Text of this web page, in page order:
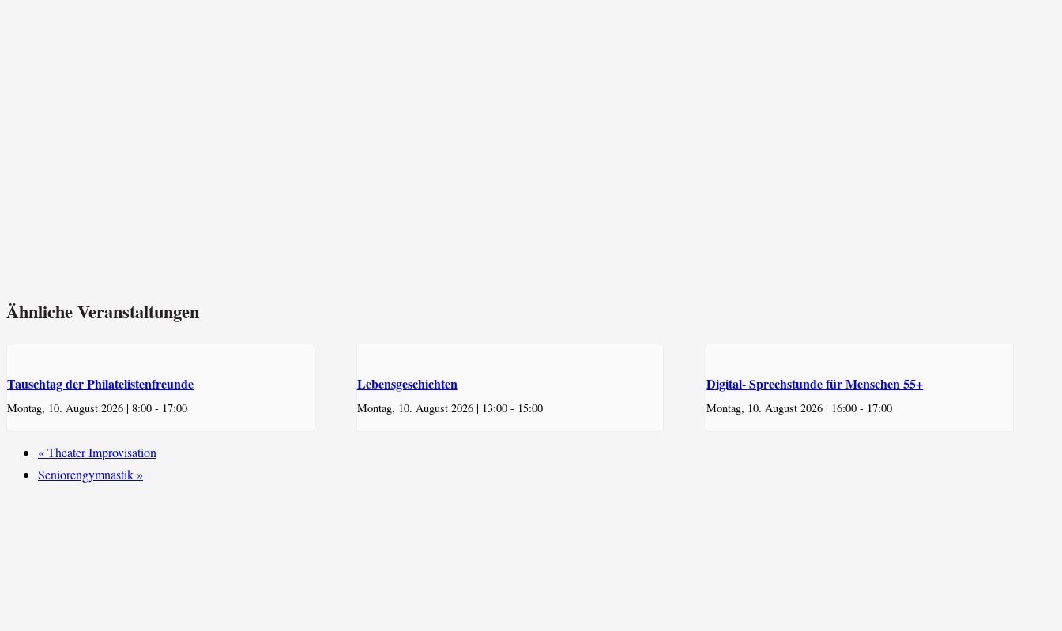
Ähnliche Veranstaltungen
Tauschtag der Philatelistenfreunde
Montag, 10. August 2026 | 8:00 - 17:00
Lebensgeschichten
Montag, 10. August 2026 | 13:00- 15:00
Digital- Sprechstunde für Menschen 55+
Montag, 10. August 2026 | 16:00 - 17:00
«Theater Improvisation
Seniorengymnastik»